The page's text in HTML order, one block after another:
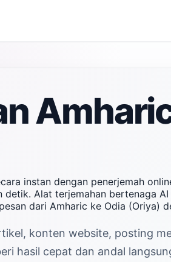
instan dengan penerjemah
Alat terjemahan bertenaga
dari Amharic ke Odia (Oriya)
konten website, posting
hasil cepat dan andal